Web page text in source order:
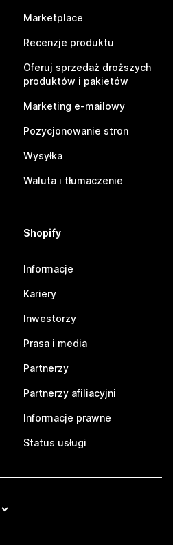
Marketplace
Recenzje produktu
Oferuj sprzedaż droższych
produktów i pakietów
Marketing e-mailowy
Pozycjonowanie stron
Wysyłka
Waluta i tłumaczenie
Shopify
Informacje
Kariery
Inwestorzy
Prasa i media
Partnerzy
Partnerzy afiliacyjni
Informacje prawne
Status usługi